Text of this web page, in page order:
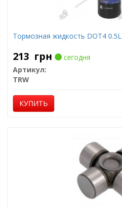
Тормозная жидкость DOT4 0.5L
213 грн
сегодня
Артикул:
TRW
КУПИТЬ